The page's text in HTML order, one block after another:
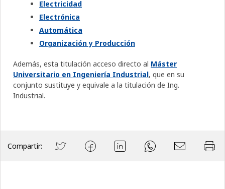
Electricidad
Electrónica
Automática
Organización y Producción
Además, esta titulación acceso directo al Máster
Universitario en Ingeniería Industrial, que en su
conjunto sustituye y equivale a la titulación de Ing.
Industrial.
Compartir: